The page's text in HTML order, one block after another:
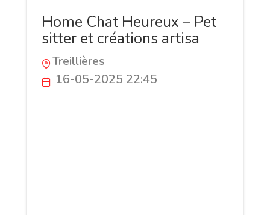
Home Chat Heureux – Pet
sitter et créations artisa
Treillières
16-05-2025 22:45